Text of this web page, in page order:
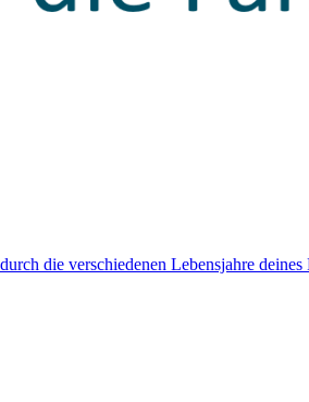
die verschiedenen Lebensjahre deines